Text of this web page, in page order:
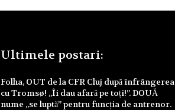
Ultimele postari:
Folha, OUT de la CFR Cluj după înfrângerea
cu Tromsø! „Îi dau afară pe toți!”. DOUĂ
nume „se luptă” pentru funcția de antrenor.